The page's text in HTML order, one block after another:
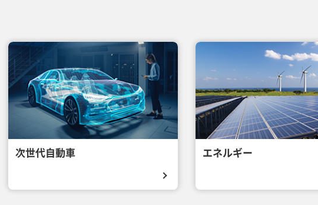
次世代自動車 エネルギー